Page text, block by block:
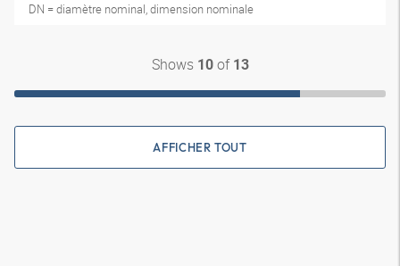
DN = diamètre nominal, dimension nominale
Shows 10of 13
AFFICHER TOUT